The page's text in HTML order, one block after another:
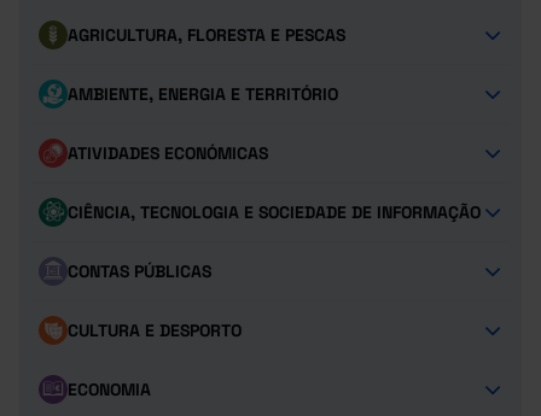
AGRICULTURA, FLORESTA E PESCAS
AMBIENTE, ENERGIA E TERRITÓRIO
ATIVIDADES ECONÓMICAS
CIÊNCIA, TECNOLOGIA E SOCIEDADE DE INFORMAÇÃO
CONTAS PÚBLICAS
CULTURA E DESPORTO
ECONOMIA